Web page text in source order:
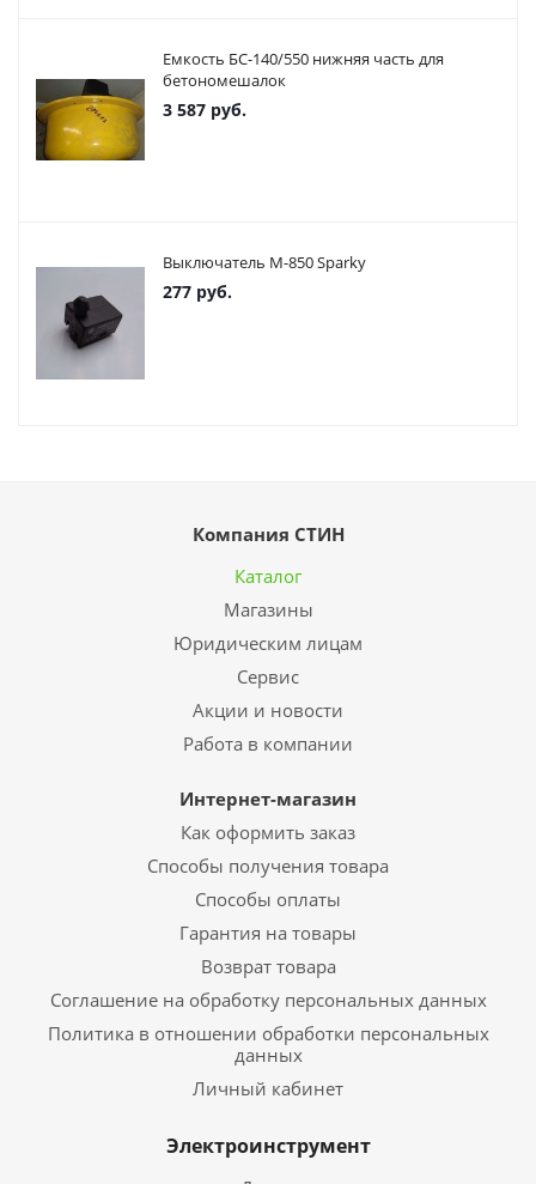
Емкость БС-140/550 нижняя часть для
бетономешалок
3 587 руб.
Выключатель М-850 Sparky
277 руб.
Компания СТИН
Каталог
Магазины
Юридическим лицам
Сервис
Акции и новости
Работа в компании
Интернет-магазин
Как оформить заказ
Способы получения товара
Способы оплаты
Гарантия на товары
Возврат товара
Соглашение на обработку персональных данных
Политика в отношении обработки персональных
данных
Личный кабинет
Электроинструмент